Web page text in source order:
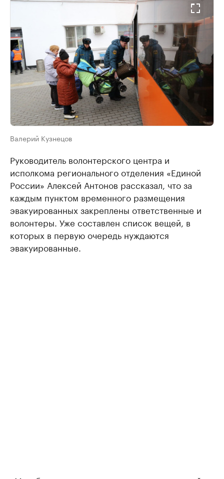
Валерий Кузнецов
Руководитель волонтерского центра и
исполкома регионального отделения «Единой
России» Алексей Антонов рассказал, что за
каждым пунктом временного размещения
эвакуированных закреплены ответственные и
волонтеры. Уже составлен список вещей, в
которых в первую очередь нуждаются
эвакуированные.